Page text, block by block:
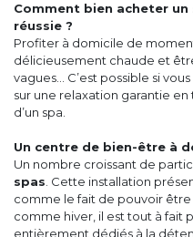
Comment bien acheter
réussie ?
Profiter à domicile de
délicieusement chaude et
vagues… C’est possible si
sur une relaxation garantie en
d’un spa.
Un centre de bien-être à
Un nombre croissant de
spas . Cette installation
comme le fait de pouvoir être
comme hiver, il est tout à fait
entièrement dédiés à la